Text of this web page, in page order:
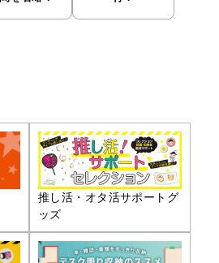
推し活・オタ活サポートグ
ッズ